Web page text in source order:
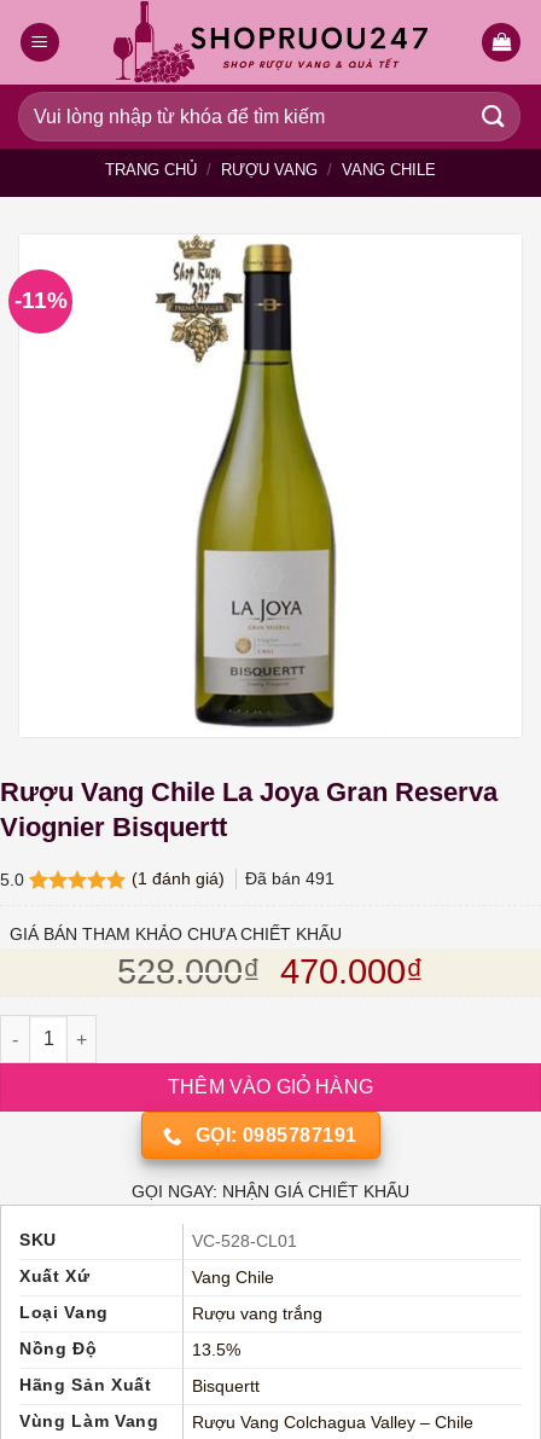
qua
dung
Tìm
kiếm:
TRANG CHỦ / RƯỢU VANG / VANG CHILE
-11%
Rượu Vang Chile La Joya Gran Reserva
Viognier Bisquertt
5.0
dựa trên
(1 đánh giá) Đã bán 491
GIÁ BÁN THAM KHẢO CHƯA CHIẾT KHẤU
528.000₫ Giá gốc là:
470.000₫
Rượu Vang Chile La Joya Gran Reserva Viognier Bisquertt số
THÊM VÀO GIỎ HÀNG
GỌI: 0985787191
GỌI NGAY: NHẬN GIÁ CHIẾT KHẤU
SKU
VC-528-CL01
Xuất Xứ
Vang Chile
Loại Vang
Rượu vang trắng
Nồng Độ
13.5%
Hãng Sản Xuất
Bisquertt
Vùng Làm Vang
Rượu Vang Colchagua Valley – Chile